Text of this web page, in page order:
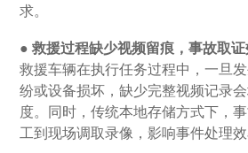
求。
●救援过程缺少视频留痕，事故取
救援车辆在执行任务过程中，一旦
纷或设备损坏，缺少完整视频记录
度。同时，传统本地存储方式下，
工到现场调取录像，影响事件处理